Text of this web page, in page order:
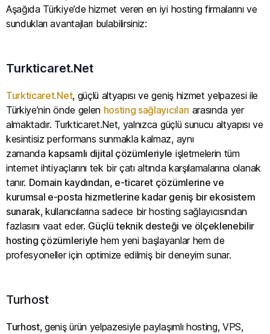
Aşağıda Türkiye’de hizmet veren en iyi hosting firmalarını ve
sundukları avantajları bulabilirsiniz:
Turkticaret.Net
Turkticaret.Net, güçlü altyapısı ve geniş hizmet yelpazesi ile
Türkiye’nin önde gelen hosting sağlayıcıları arasında yer
almaktadır. Turkticaret.Net, yalnızca güçlü sunucu altyapısı ve
kesintisiz performans sunmakla kalmaz, aynı
zamanda kapsamlı dijital çözümleriyle işletmelerin tüm
internet ihtiyaçlarını tek bir çatı altında karşılamalarına olanak
tanır. Domain kaydından, e-ticaret çözümlerine ve
kurumsal e-posta hizmetlerine kadar geniş bir ekosistem
sunarak, kullanıcılarına sadece bir hosting sağlayıcısından
fazlasını vaat eder. Güçlü teknik desteği ve ölçeklenebilir
hosting çözümleriyle hem yeni başlayanlar hem de
profesyoneller için optimize edilmiş bir deneyim sunar.
Turhost
Turhost, geniş ürün yelpazesiyle paylaşımlı hosting, VPS,